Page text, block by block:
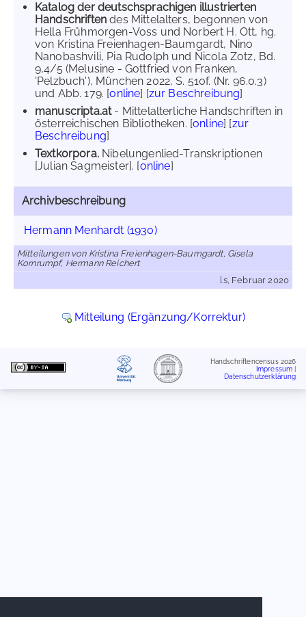
Katalog der deutschsprachigen illustrierten
Handschriftendes Mittelalters, begonnen von
Hella Frühmorgen-Voss und Norbert H. Ott, hg.
von Kristina Freienhagen-Baumgardt, Nino
Nanobashvili, Pia Rudolph und Nicola Zotz, Bd.
9,4/5 (Melusine - Gottfried von Franken,
'Pelzbuch'), München 2022, S. 510f. (Nr. 96.0.3)
und Abb. 179. [online] [zur Beschreibung]
manuscripta.at- Mittelalterliche Handschriften in
österreichischen Bibliotheken. [online] [zur
Beschreibung]
Textkorpora.Nibelungenlied-Transkriptionen
[Julian Sagmeister]. [online]
Archivbeschreibung
Hermann Menhardt (1930)
Mitteilungen von Kristina Freienhagen-Baumgardt, Gisela
Kornrumpf, Hermann Reichert
ls, Februar 2020
Mitteilung (Ergänzung/Korrektur)
Handschriftencensus 2026
Impressum
Datenschutzerklärung